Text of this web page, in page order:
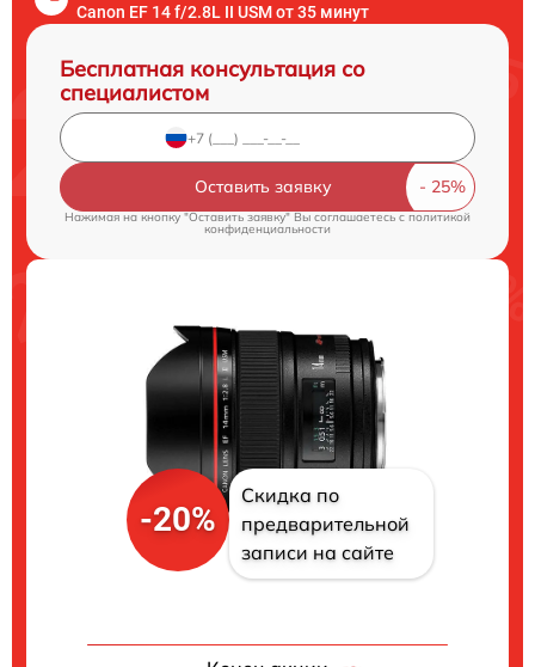
Canon EF 14 f/2.8L II USM от 35 минут
Бесплатная консультация со
специалистом
Оставить заявку
Нажимая на кнопку "Оставить заявку" Вы соглашаетесь cполитикой
конфиденциальности
-20%
Скидка по
предварительной
записи на сайте